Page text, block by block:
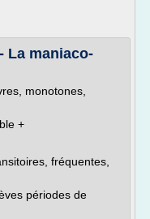
La maniaco-
monotones,
+
fréquentes,
périodes de